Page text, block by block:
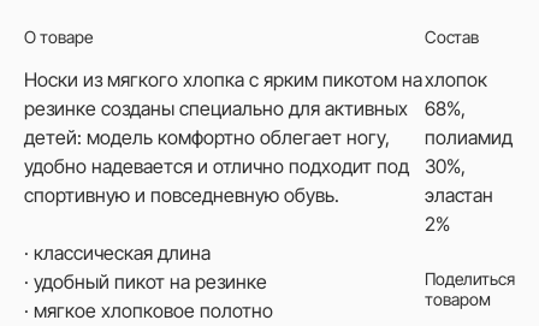
О товаре
Носки из мягкого хлопка с ярким пикотом на
резинке созданы специально для активных
детей: модель комфортно облегает ногу,
удобно надевается и отлично подходит под
спортивную и повседневную обувь.
· классическая длина
· удобный пикот на резинке
· мягкое хлопковое полотно
Состав
хлопок
68%,
полиамид
30%,
эластан
2%
Поделиться
товаром